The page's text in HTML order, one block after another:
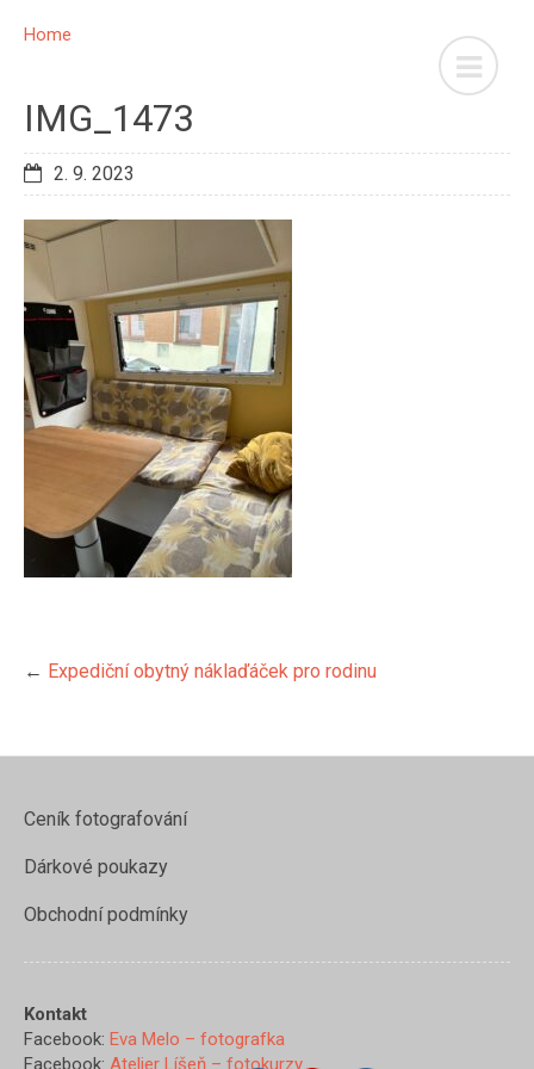
Home
IMG_1473
2. 9. 2023
← Expediční obytný náklaďáček pro rodinu
Ceník fotografování
Dárkové poukazy
Obchodní podmínky
Kontakt
Facebook: Eva Melo – fotografka
Facebook: Atelier Líšeň – fotokurzy
rodinu/img_1473">